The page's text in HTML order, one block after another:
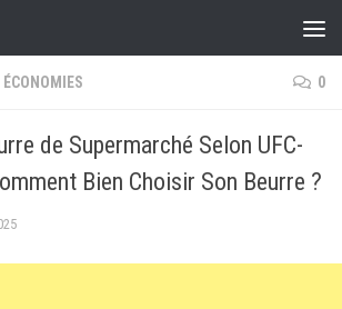
0
de Supermarché Selon UFC-
Bien Choisir Son Beurre ?